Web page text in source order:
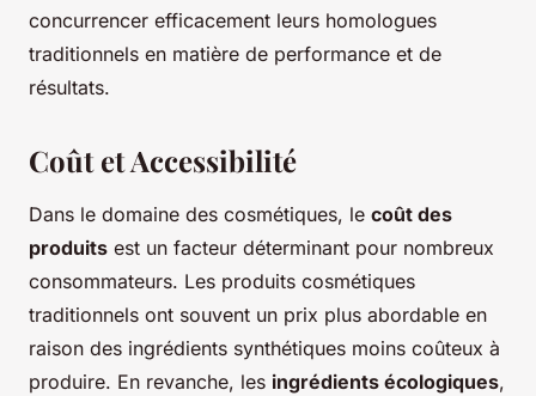
concurrencer efficacement leurs homologues
traditionnels en matière de performance et de
résultats.
Coût et Accessibilité
Dans le domaine des cosmétiques, le coût des
produits est un facteur déterminant pour nombreux
consommateurs. Les produits cosmétiques
traditionnels ont souvent un prix plus abordable en
raison des ingrédients synthétiques moins coûteux à
produire. En revanche, les ingrédients écologiques,